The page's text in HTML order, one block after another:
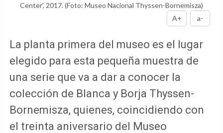
Center', 2017.(Foto: Museo Nacional Thyssen-Bornemisza)
A+
a-
La planta primera del museo es el lugar
elegido para esta pequeña muestra de
una serie que va a dar a conocer la
colección de Blanca y Borja Thyssen-
Bornemisza, quienes, coincidiendo con
el treinta aniversario del Museo